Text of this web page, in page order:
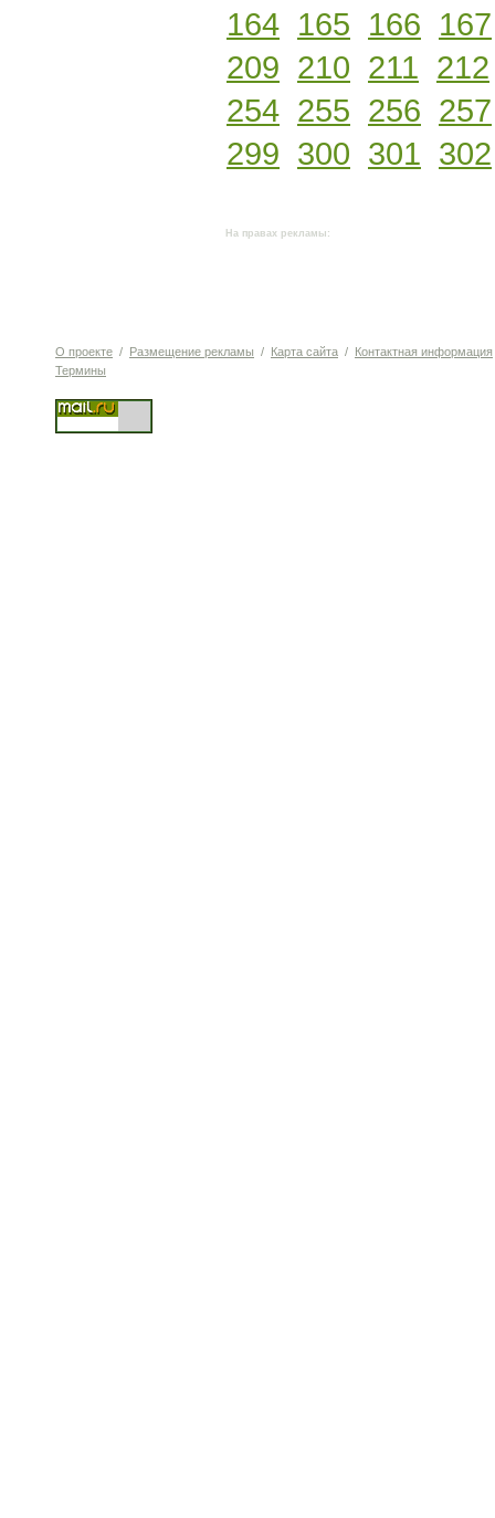
164 165 166 167
209 210 211 212
254 255 256 257
299 300 301 302
На правах рекламы:
О проекте / Размещение рекламы / Карта сайта / Контактная информация
Термины